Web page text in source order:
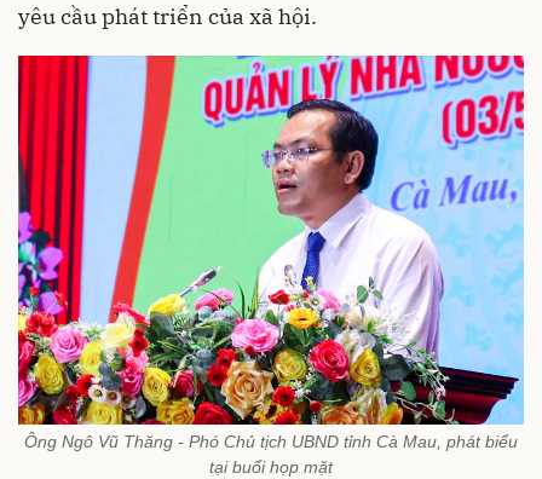
yêu cầu phát triển của xã hội.
Ông Ngô Vũ Thăng - Phó Chủ tịch UBND tỉnh Cà Mau, phát biểu
tại buổi họp mặt